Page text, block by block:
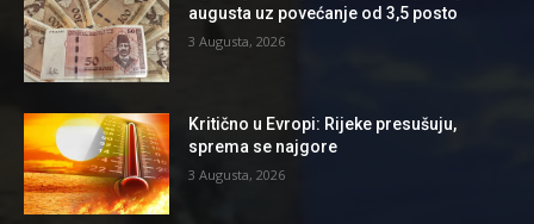
augusta uz povećanje od 3,5 posto
3 Augusta, 2026
Kritično u Evropi: Rijeke presušuju,
sprema se najgore
3 Augusta, 2026